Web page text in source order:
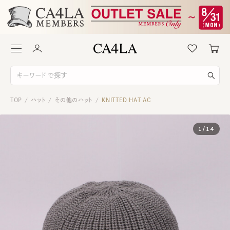
TOP / ハット / その他のハット / KNITTED HAT AC
1 / 14